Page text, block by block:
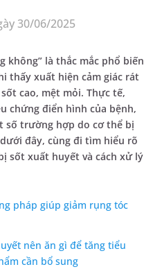
30/06/2025
không” là thắc mắc phổ biến
thấy xuất hiện cảm giác rát
cao, mệt mỏi. Thực tế,
chứng điển hình của bệnh,
số trường hợp do cơ thể bị
đây, cùng đi tìm hiểu rõ
sốt xuất huyết và cách xử lý
pháp giúp giảm rụng tóc
nên ăn gì để tăng tiểu
cần bổ sung